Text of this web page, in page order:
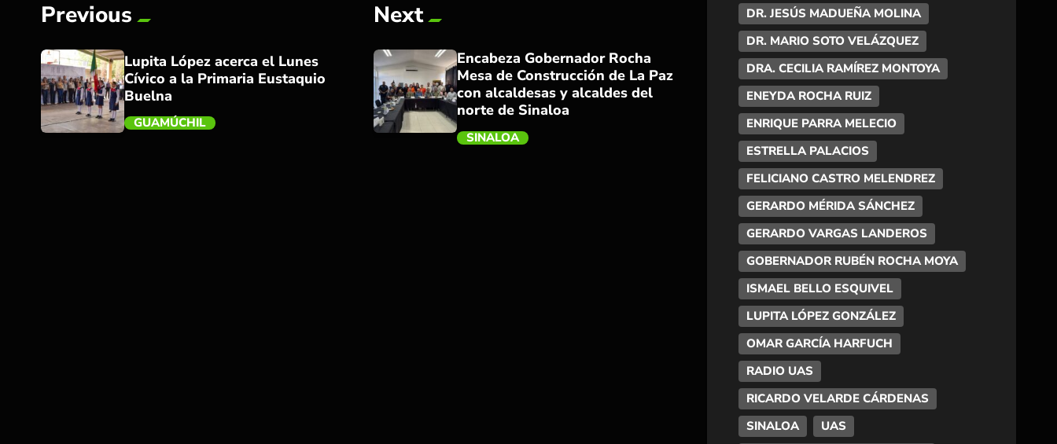
Previous
Lupita López acerca el Lunes
Cívico a la Primaria Eustaquio
Buelna
GUAMÚCHIL
Next
Encabeza Gobernador Rocha
Mesa de Construcción de La Paz
con alcaldesas y alcaldes del
norte de Sinaloa
SINALOA
DR. JESÚS MADUEÑA MOLINA
DR. MARIO SOTO VELÁZQUEZ
DRA. CECILIA RAMÍREZ MONTOYA
ENEYDA ROCHA RUIZ
ENRIQUE PARRA MELECIO
ESTRELLA PALACIOS
FELICIANO CASTRO MELENDREZ
GERARDO MÉRIDA SÁNCHEZ
GERARDO VARGAS LANDEROS
GOBERNADOR RUBÉN ROCHA MOYA
ISMAEL BELLO ESQUIVEL
LUPITA LÓPEZ GONZÁLEZ
OMAR GARCÍA HARFUCH
RADIO UAS
RICARDO VELARDE CÁRDENAS
SINALOA
UAS